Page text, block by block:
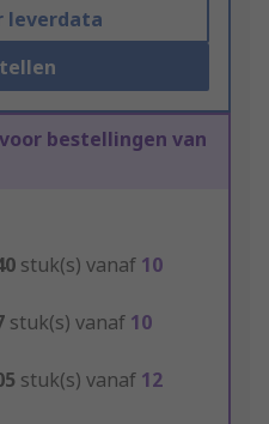
leverdata
bestellingen van
stuk(s) vanaf 10
stuk(s) vanaf 10
stuk(s) vanaf 12